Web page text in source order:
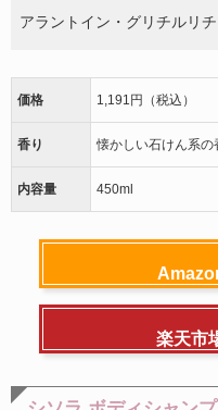
アラントイン・グリチルリ
価格 1,191円（税込）
香り 懐かしい石けん系の
内容量 450ml
楽天市